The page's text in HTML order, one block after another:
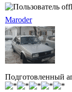
Maroder
Подготовленный